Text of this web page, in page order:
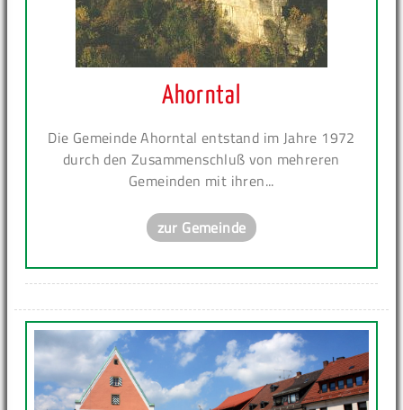
Ahorntal
Die Gemeinde Ahorntal entstand im Jahre 1972
durch den Zusammenschluß von mehreren
Gemeinden mit ihren...
zur Gemeinde